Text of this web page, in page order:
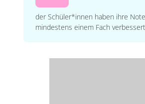
der Schüler*innen haben ihre
mindestens einem Fach